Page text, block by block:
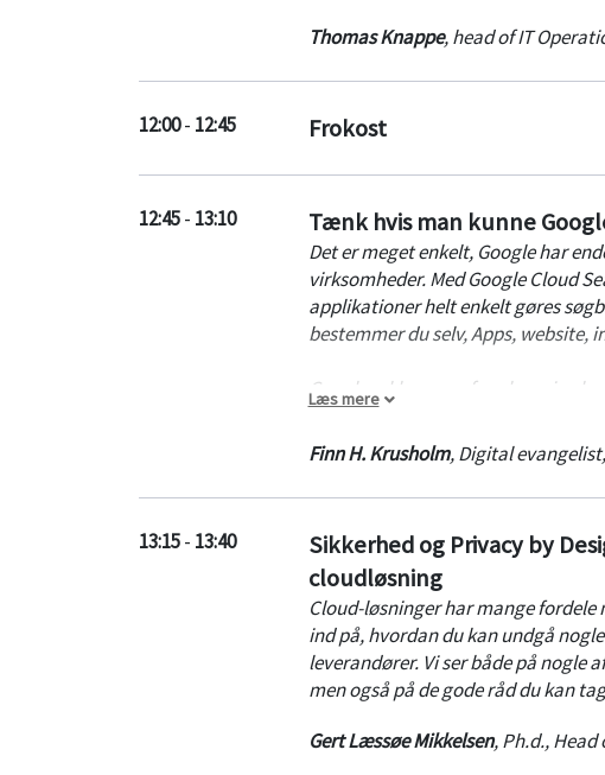
Thomas Knappe,head of IT
12:00- 12:45 Frokost
12:45- 13:10 Tænk hvis man kunne
Det er meget enkelt, Google har
virksomheder. Med Google Cloud
applikationer helt enkelt gøres
bestemmer du selv, Apps, website,
Google erklærer nu for alvor sine
problem vi alle kender: at finde
kunstige intelligens fra Google,
skal ikke flyttes til Google!.
Læs mere
Finn H. Krusholm,Digital
13:15- 13:40
Sikkerhed og Privacy by
cloudløsning
Cloud-løsninger har mange
ind på, hvordan du kan undgå
leverandører. Vi ser både på nogle
men også på de gode råd du kan
Gert Læssøe Mikkelsen,Ph.d., Head